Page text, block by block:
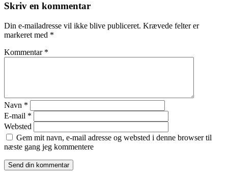
Skriv en kommentar
Din e-mailadresse vil ikke blive publiceret. Krævede felter er
markeret med *
Kommentar *
Navn *
E-mail *
Websted
Gem mit navn, e-mail adresse og websted i denne browser til
næste gang jeg kommentere